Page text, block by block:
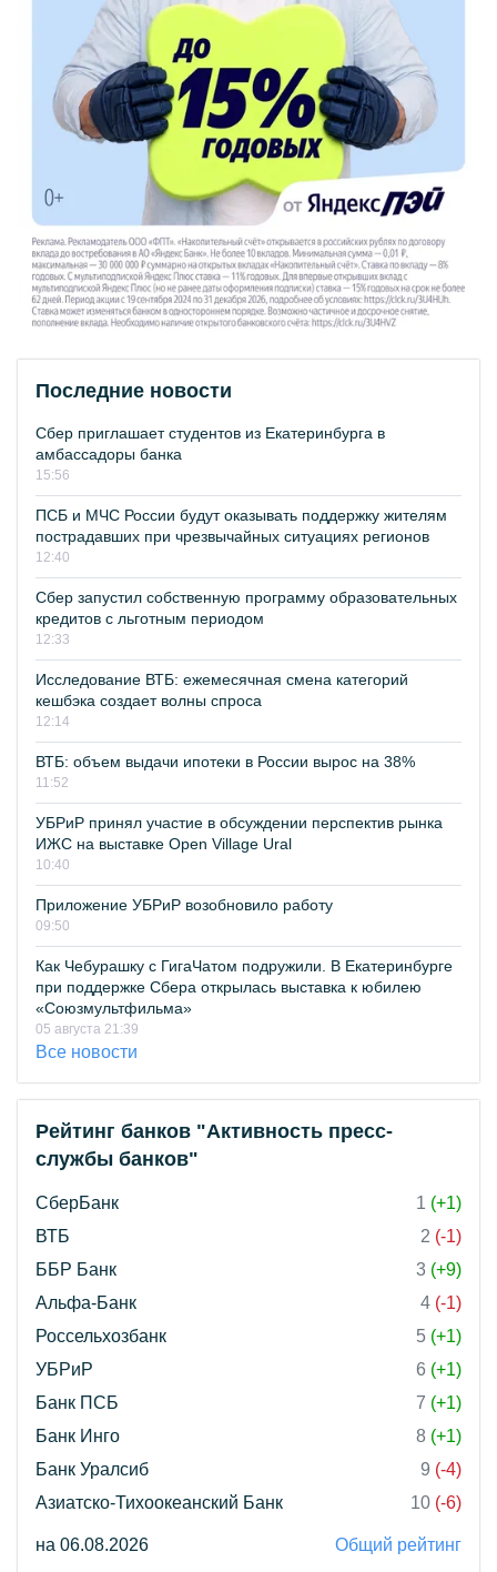
Последние новости
Сбер приглашает студентов из Екатеринбурга в
амбассадоры банка
15:56
ПСБ и МЧС России будут оказывать поддержку жителям
пострадавших при чрезвычайных ситуациях регионов
12:40
Сбер запустил собственную программу образовательных
кредитов с льготным периодом
12:33
Исследование ВТБ: ежемесячная смена категорий
кешбэка создает волны спроса
12:14
ВТБ: объем выдачи ипотеки в России вырос на 38%
11:52
УБРиР принял участие в обсуждении перспектив рынка
ИЖС на выставке Open Village Ural
10:40
Приложение УБРиР возобновило работу
09:50
Как Чебурашку с ГигаЧатом подружили. В Екатеринбурге
при поддержке Сбера открылась выставка к юбилею
«Союзмультфильма»
05 августа 21:39
Все новости
Рейтинг банков "Активность пресс-
службы банков"
СберБанк 1 (+1)
ВТБ
2 (-1)
ББР Банк
3 (+9)
Альфа-Банк
4 (-1)
Россельхозбанк
5 (+1)
УБРиР
6 (+1)
Банк ПСБ
7 (+1)
Банк Инго
8 (+1)
Банк Уралсиб
9 (-4)
Азиатско-Тихоокеанский Банк
10 (-6)
на 06.08.2026 Общий рейтинг